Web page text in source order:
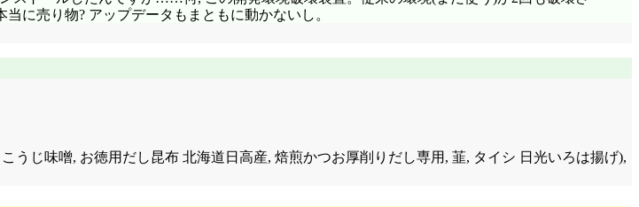
に売り物? アップデータもまともに動かないし。
うじ味噌, お徳用だし昆布 北海道日高産, 焙煎かつお厚削りだし専用, 韮, タイシ 日光いろは揚げ),